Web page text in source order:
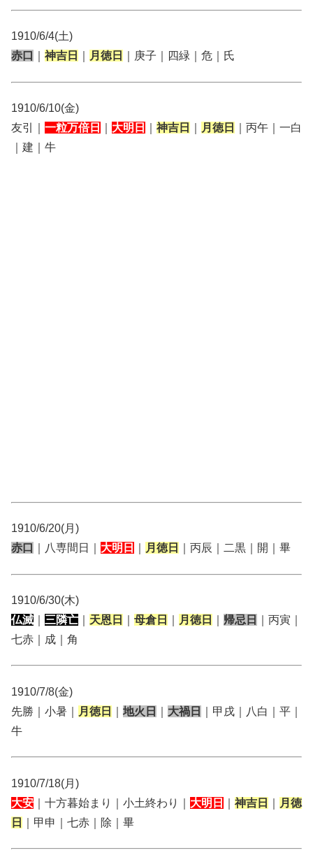
1910/6/4(土)
赤口
神吉日 月徳日 ｜庚子｜四緑｜危｜氏
1910/6/10(金)
友引｜ 一粒万倍日 大明日 神吉日 月徳日
｜丙午｜一白
｜建｜牛
1910/6/20(月)
赤口
｜八専間日｜ 大明日 月徳日 ｜丙辰｜二黒｜開｜畢
1910/6/30(木)
仏滅
三隣亡 天恩日 母倉日 月徳日 帰忌日
｜丙寅｜
七赤｜成｜角
1910/7/8(金)
先勝｜小暑｜
月徳日 地火日 大禍日
｜甲戌｜八白｜平｜
牛
1910/7/18(月)
大安 ｜十方暮始まり｜小土終わり｜ 大明日 神吉日
月徳
日
｜甲申｜七赤｜除｜畢